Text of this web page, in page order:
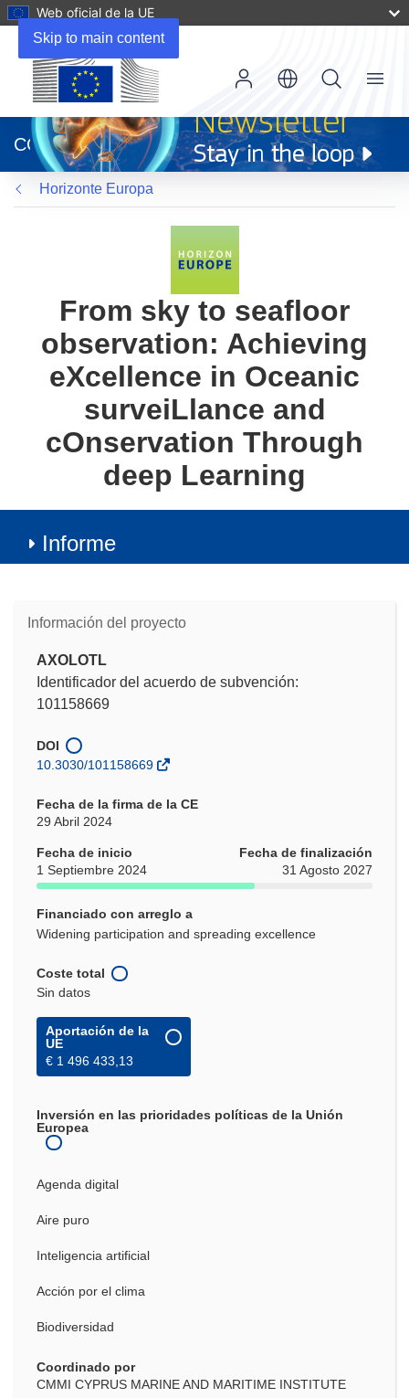
Skip to main content
Web oficial de la UE
abrirá
en
una
nueva
ventana)
CORDIS
Menu
Horizonte Europa
From sky to seafloor
observation: Achieving
eXcellence in Oceanic
surveiLlance and
cOnservation Through
deep Learning
Informe
Información del proyecto
AXOLOTL
Identificador del acuerdo de subvención:
101158669
DOI
10.3030/101158669
Fecha de la firma de la CE
29 Abril 2024
Fecha de inicio
1 Septiembre 2024
Fecha de finalización
31 Agosto 2027
Financiado con arreglo a
Widening participation and spreading excellence
Coste total
Sin datos
Aportación de la
UE
€ 1 496 433,13
Inversión en las prioridades políticas de la Unión
Europea
Agenda digital
Aire puro
Inteligencia artificial
Acción por el clima
Biodiversidad
Coordinado por
CMMI CYPRUS MARINE AND MARITIME INSTITUTE